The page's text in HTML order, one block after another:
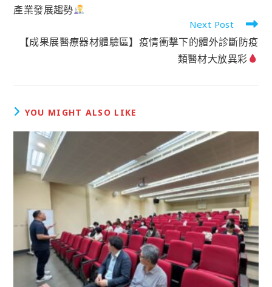
產業發展趨勢
Next Post
【成果展醫療器材體驗區】疫情衝擊下的體外診斷防疫
類醫材大放異彩
YOU MIGHT ALSO LIKE